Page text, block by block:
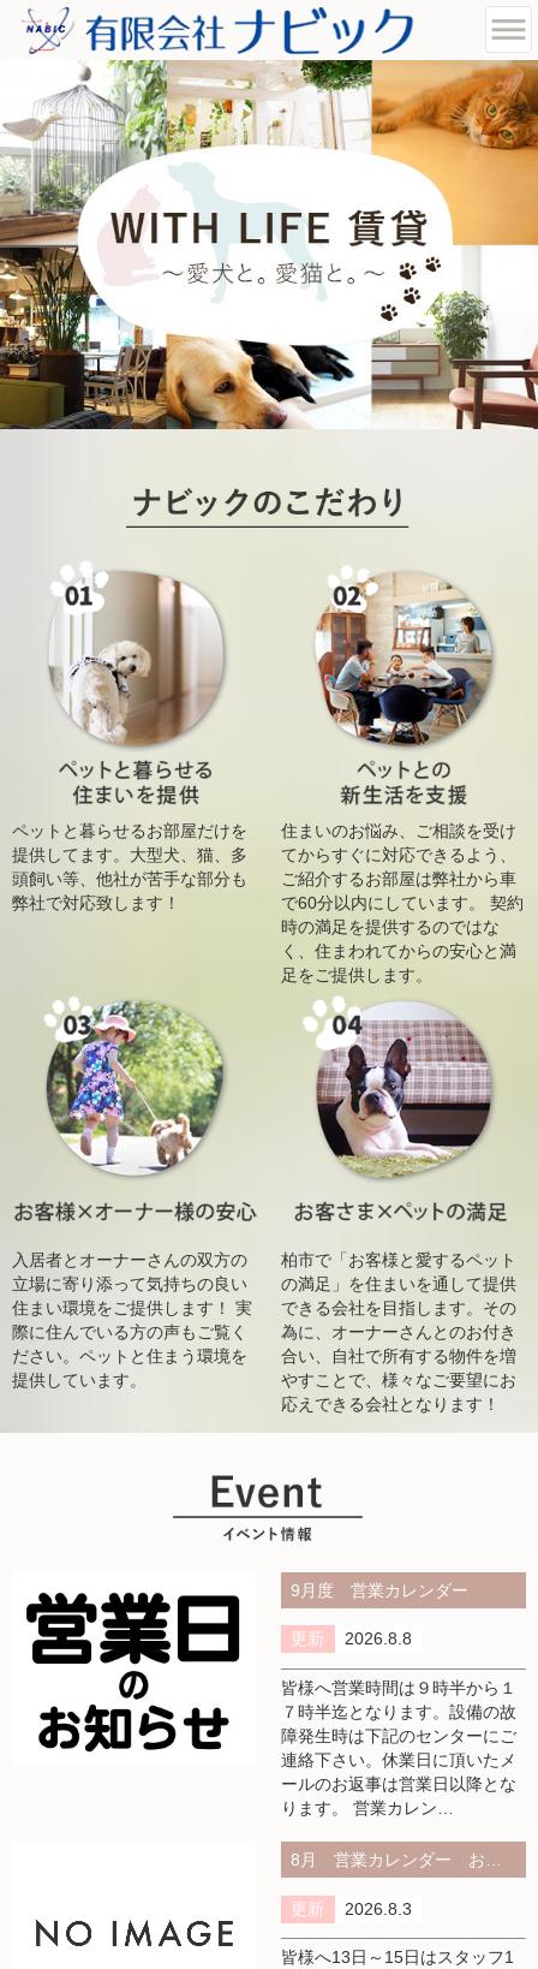
ペットと暮らせるお部屋だけを
提供してます。大型犬、猫、多
頭飼い等、他社が苦手な部分も
弊社で対応致します！
住まいのお悩み、ご相談を受け
てからすぐに対応できるよう、
ご紹介するお部屋は弊社から車
で60分以内にしています。 契約
時の満足を提供するのではな
く、住まわれてからの安心と満
足をご提供します。
入居者とオーナーさんの双方の
立場に寄り添って気持ちの良い
住まい環境をご提供します！ 実
際に住んでいる方の声もご覧く
ださい。ペットと住まう環境を
提供しています。
柏市で「お客様と愛するペット
の満足」を住まいを通して提供
できる会社を目指します。その
為に、オーナーさんとのお付き
合い、自社で所有する物件を増
やすことで、様々なご要望にお
応えできる会社となります！
9月度 営業カレンダー
更新 2026.8.8
皆様へ営業時間は９時半から１
７時半迄となります。設備の故
障発生時は下記のセンターにご
連絡下さい。休業日に頂いたメ
ールのお返事は営業日以降とな
ります。 営業カレン…
8月 営業カレンダー お盆期間
更新 2026.8.3
皆様へ13日～15日はスタッフ1